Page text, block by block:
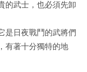
的武士，也必須先卸
是日夜戰鬥的武將們
有著十分獨特的地